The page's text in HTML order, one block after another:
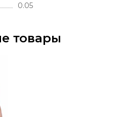
0.05
товары